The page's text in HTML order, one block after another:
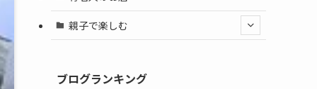
親子で楽しむ
ブログランキング